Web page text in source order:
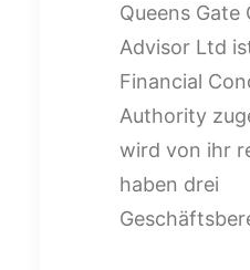
Queens Gate
Advisor Ltd
Financial
Authority
wird von ihr
haben drei